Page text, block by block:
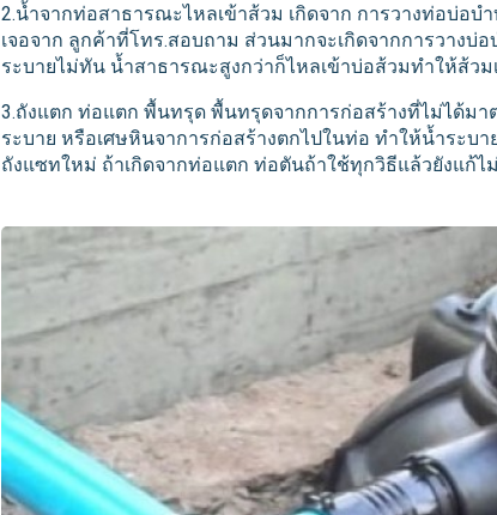
2.น้ำจากท่อสาธารณะไหลเข้าส้วม เกิดจาก การวางท่อบ่อ
เจอจาก ลูกค้าที่โทร.สอบถาม ส่วนมากจะเกิดจากการวาง
ระบายไม่ทัน น้ำสาธารณะสูงกว่าก็ไหลเข้าบ่อส้วมทำให้ส้วม
3.ถังแตก ท่อแตก พื้นทรุด พื้นทรุดจากการก่อสร้างที่ไม่ได้ม
ระบาย หรือเศษหินจาการก่อสร้างตกไปในท่อ ทำให้น้ำระบ
ถังแซทใหม่ ถ้าเกิดจากท่อแตก ท่อตันถ้าใช้ทุกวิธีแล้วยังแก้ไ